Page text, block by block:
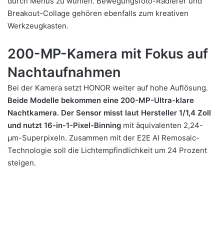
Breakout-Collage gehören ebenfalls zum kreativen
Werkzeugkasten.
200-MP-Kamera mit Fokus auf
Nachtaufnahmen
Bei der Kamera setzt HONOR weiter auf hohe Auflösung.
Beide Modelle bekommen eine 200-MP-Ultra-klare
Nachtkamera. Der Sensor misst laut Hersteller 1/1,4 Zoll
und nutzt 16-in-1-Pixel-Binning mit äquivalenten 2,24-
μm-Superpixeln. Zusammen mit der E2E AI Remosaic-
Technologie soll die Lichtempfindlichkeit um 24 Prozent
steigen.